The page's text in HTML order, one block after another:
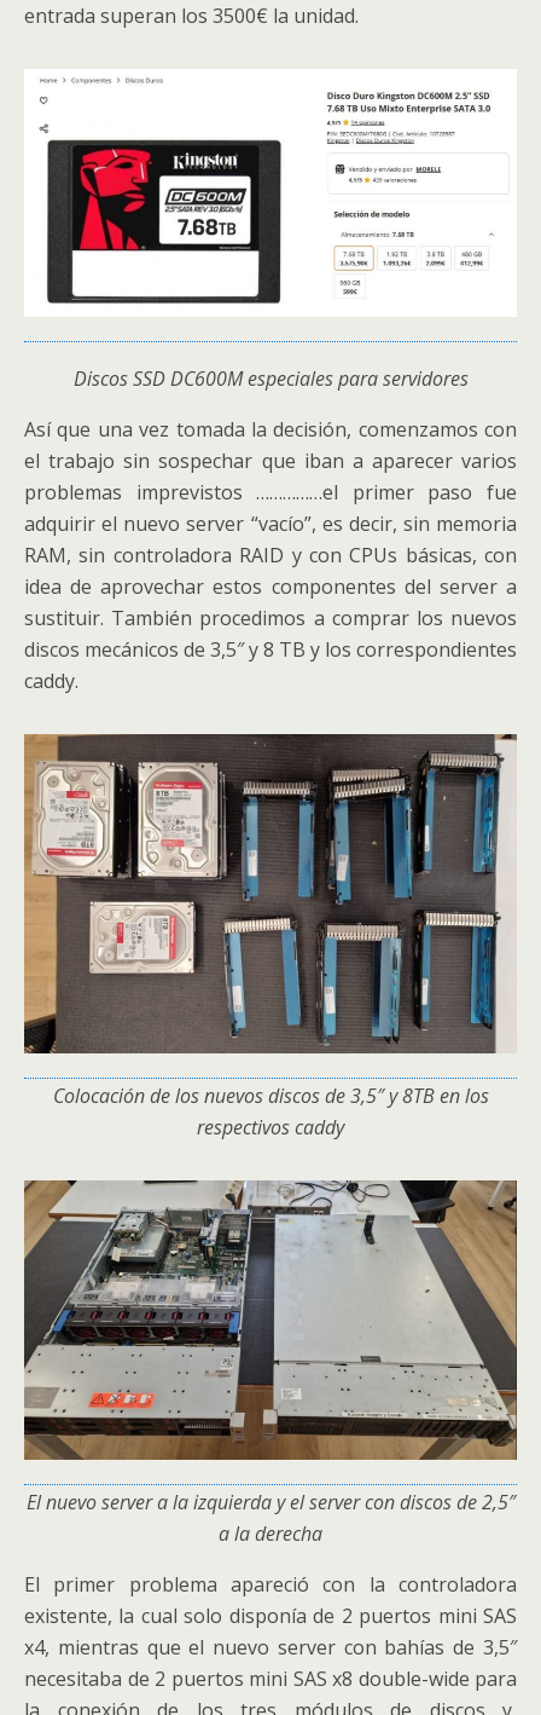
entrada superan los 3500€ la unidad.
Discos SSD DC600M especiales para servidores
Así que una vez tomada la decisión, comenzamos con
el trabajo sin sospechar que iban a aparecer varios
problemas imprevistos ……………el primer paso fue
adquirir el nuevo server “vacío”, es decir, sin memoria
RAM, sin controladora RAID y con CPUs básicas, con
idea de aprovechar estos componentes del server a
sustituir. También procedimos a comprar los nuevos
discos mecánicos de 3,5″ y 8 TB y los correspondientes
caddy.
Colocación de los nuevos discos de 3,5″ y 8TB en los
respectivos caddy
El nuevo server a la izquierda y el server con discos de 2,5″
a la derecha
El primer problema apareció con la controladora
existente, la cual solo disponía de 2 puertos mini SAS
x4, mientras que el nuevo server con bahías de 3,5″
necesitaba de 2 puertos mini SAS x8 double-wide para